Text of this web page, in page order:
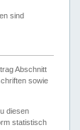
sind
Abschnitt
sowie
diesen
statistisch